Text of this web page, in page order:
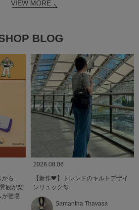
VIEW MORE
BLOG
ら
観が楽
が登場
2026.08.06
【新作🖤】トレンドのキルトデザイ
ンリュック🫧
Samantha Thavasa